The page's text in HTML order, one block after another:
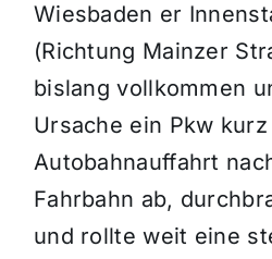
Wiesbaden er
(Richtung Mainzer
bislang vollkommen
Ursache ein Pkw
Autobahnauffahrt
Fahrbahn ab,
und rollte weit eine